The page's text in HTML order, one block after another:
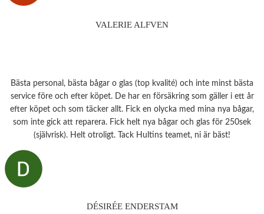
VALERIE ALFVEN
Bästa personal, bästa bågar o glas (top kvalité) och inte minst bästa
service före och efter köpet. De har en försäkring som gäller i ett år
efter köpet och som täcker allt. Fick en olycka med mina nya bågar,
som inte gick att reparera. Fick helt nya bågar och glas för 250sek
(självrisk). Helt otroligt. Tack Hultins teamet, ni är bäst!
DÉSIRÉE ENDERSTAM